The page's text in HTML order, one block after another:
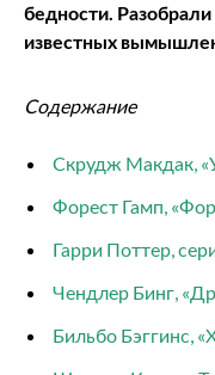
бедности.
известных
Содержание
Скрудж Макдак,
Форест Гамп,
Гарри Поттер,
Чендлер Бинг,
Бильбо Бэггинс,